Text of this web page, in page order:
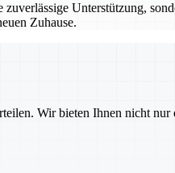
Unterstützung,
Zuhause.
Wir bieten Ihnen nicht